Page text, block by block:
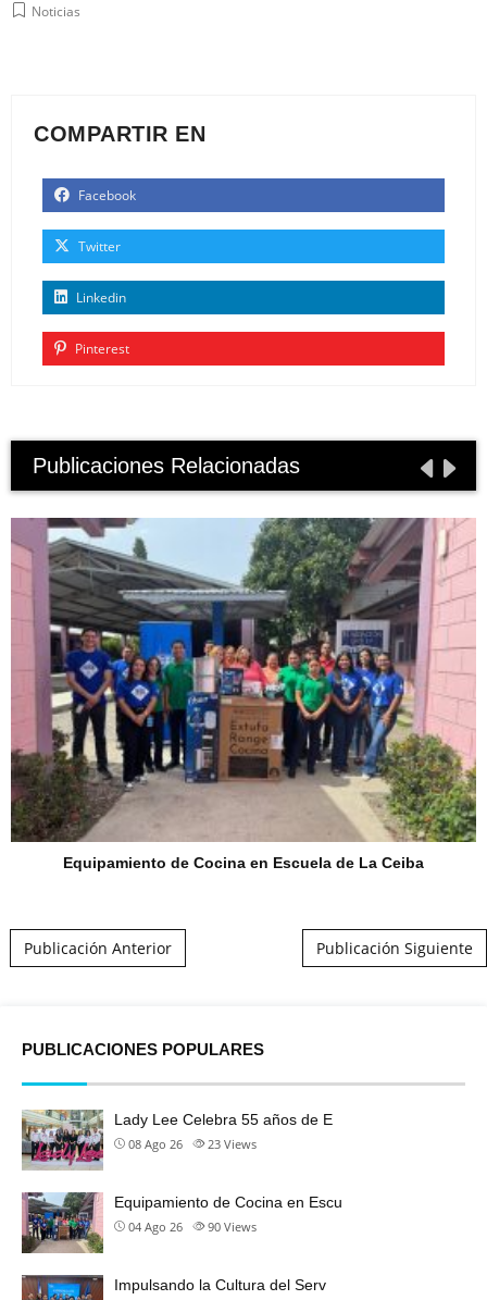
Noticias
COMPARTIR EN
Facebook
Twitter
Linkedin
Pinterest
Publicaciones Relacionadas
Equipamiento de Cocina en Escuela de La Ceiba
Publicación Anterior Publicación Siguiente
PUBLICACIONES POPULARES
Lady Lee Celebra 55 años de E
08 Ago 26 23 Views
Equipamiento de Cocina en Escu
04 Ago 26 90 Views
Impulsando la Cultura del Serv